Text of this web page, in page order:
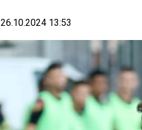
26.10.2024 13:53